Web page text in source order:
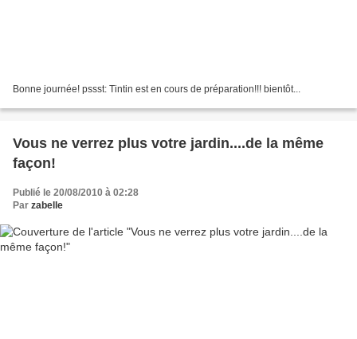
Bonne journée! pssst: Tintin est en cours de préparation!!! bientôt...
Vous ne verrez plus votre jardin....de la même
façon!
Publié le 20/08/2010 à 02:28
Par zabelle